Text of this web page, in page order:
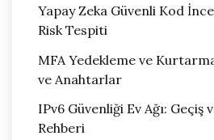
Yapay Zeka Güvenli Kod
Risk Tespiti
MFA Yedekleme ve
ve Anahtarlar
IPv6 Güvenliği Ev Ağı: Geçiş
Rehberi